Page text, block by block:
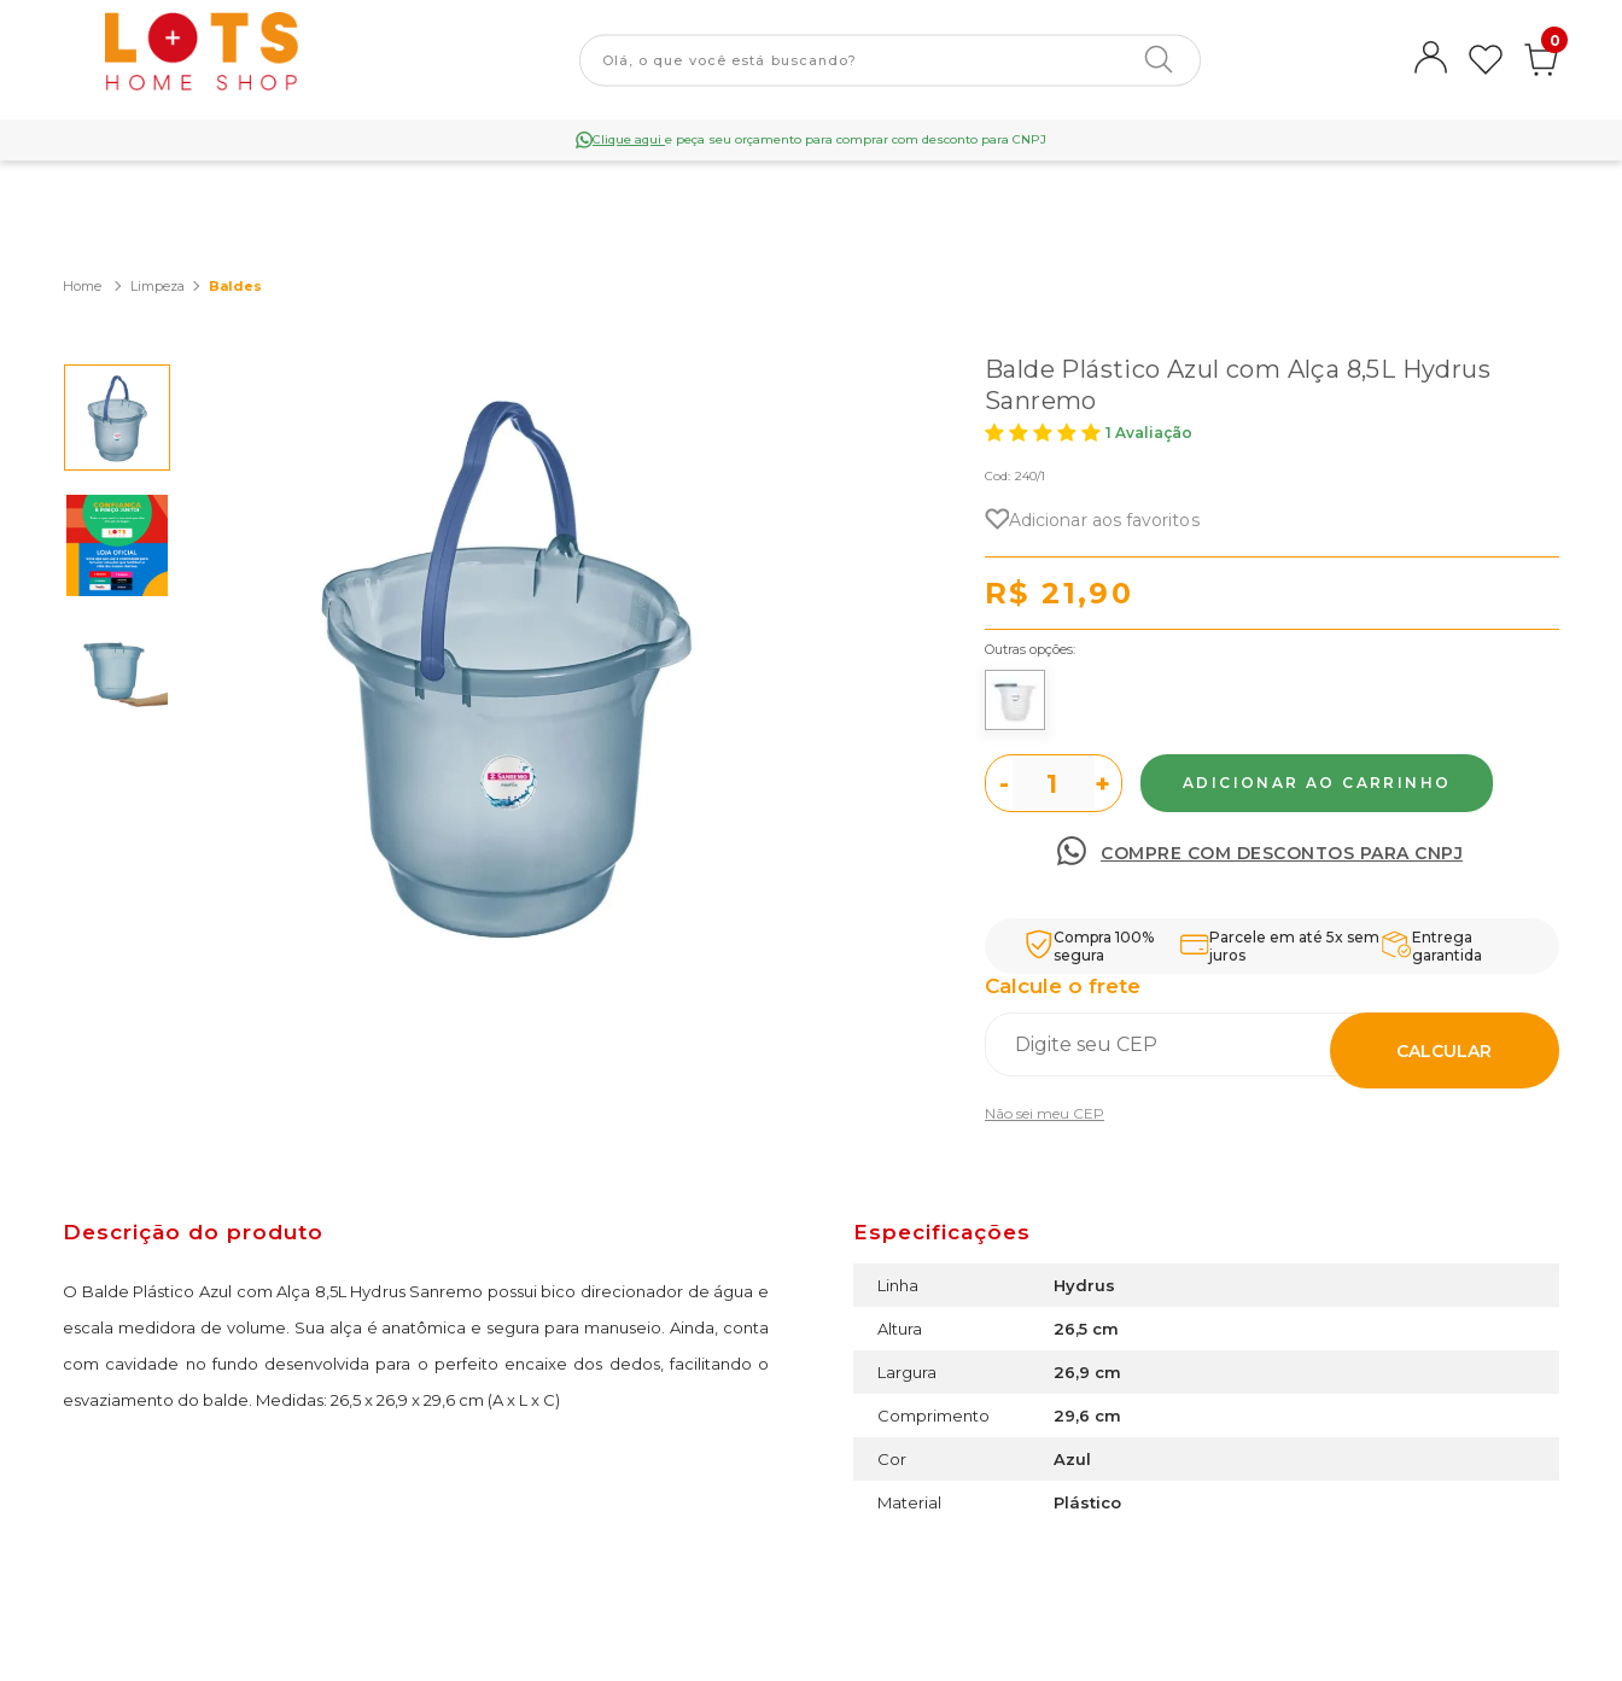
0
Clique aqui e peça seu orçamento para comprar com desconto para CNPJ
Limpeza Baldes
Balde Plástico Azul com Alça 8,5L Hydrus
Sanremo
1 Avaliação
Cod: 240/1
Adicionar aos favoritos
R$ 21,90
Outras opções:
- +
COMPRE COM DESCONTOS PARA CNPJ
Calcule o frete
CALCULAR
Não sei meu CEP
Compra 100%
segura
Parcele em até 5x sem
juros
Entrega
garantida
Descrição do produto
O Balde Plástico Azul com Alça 8,5L Hydrus Sanremo possui bico direcionador de água e
escala medidora de volume. Sua alça é anatômica e segura para manuseio. Ainda, conta
com cavidade no fundo desenvolvida para o perfeito encaixe dos dedos, facilitando o
esvaziamento do balde. Medidas: 26,5 x 26,9 x 29,6 cm (A x L x C)
Especificações
Linha Hydrus
Altura 26,5 cm
Largura 26,9 cm
Comprimento 29,6 cm
Cor Azul
Material Plástico